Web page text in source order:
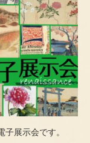
子展示会です。